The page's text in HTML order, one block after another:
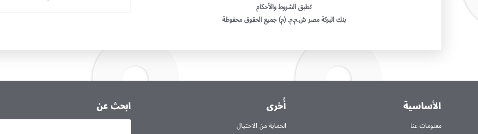
تطبق الشروط والأحكام
بنك البركة مصر ش.م.م. (م) جميع الحقوق محفوظة
الأساسية
معلومات عنا
أُخرى
الحماية من الاحتيال
ابحث عن